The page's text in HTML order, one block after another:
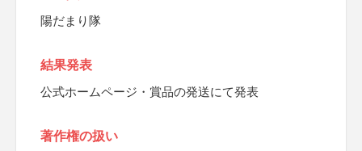
陽だまり隊
結果発表
公式ホームページ・賞品の発送にて発表
著作権の扱い